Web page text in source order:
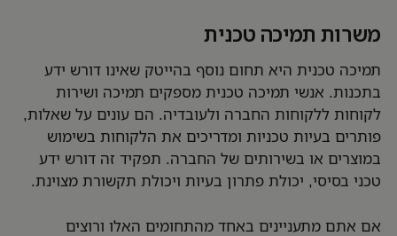
משרות תמיכה טכנית
תמיכה טכנית היא תחום נוסף בהייטק שאינו דורש ידע
בתכנות. אנשי תמיכה טכנית מספקים תמיכה ושירות
לקוחות ללקוחות החברה ולעובדיה. הם עונים על שאלות,
פותרים בעיות טכניות ומדריכים את הלקוחות בשימוש
במוצרים או בשירותים של החברה. תפקיד זה דורש ידע
טכני בסיסי, יכולת פתרון בעיות ויכולת תקשורת מצוינת.
אם אתם מתעניינים באחד מהתחומים האלו ורוצים